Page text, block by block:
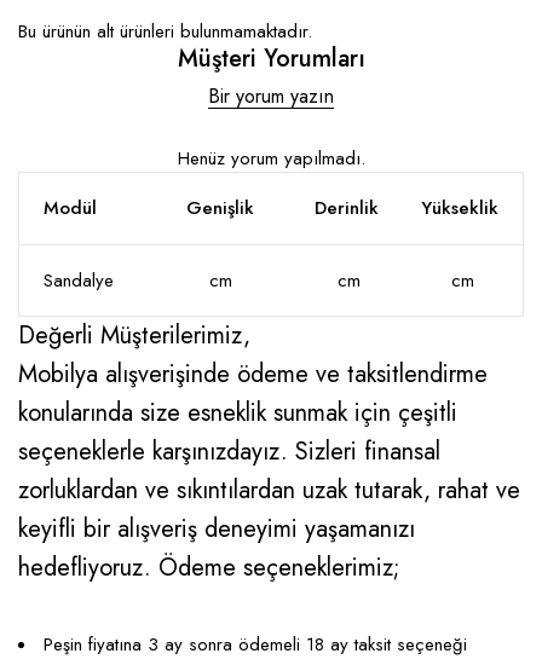
Bu ürünün alt ürünleri bulunmamaktadır.
Müşteri Yorumları
Bir yorum yazın
Henüz yorum yapılmadı.
Modül
Genişlik Derinlik Yükseklik
Sandalye cm cm cm
Değerli Müşterilerimiz,
Mobilya alışverişinde ödeme ve taksitlendirme
konularında size esneklik sunmak için çeşitli
seçeneklerle karşınızdayız. Sizleri finansal
zorluklardan ve sıkıntılardan uzak tutarak, rahat ve
keyifli bir alışveriş deneyimi yaşamanızı
hedefliyoruz. Ödeme seçeneklerimiz;
Peşin fiyatına 3 ay sonra ödemeli 18 ay taksit seçeneği